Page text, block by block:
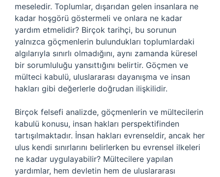
meseledir. Toplumlar, dışarıdan gelen insanlara ne
kadar hoşgörü göstermeli ve onlara ne kadar
yardım etmelidir? Birçok tarihçi, bu sorunun
yalnızca göçmenlerin bulundukları toplumlardaki
algılarıyla sınırlı olmadığını, aynı zamanda küresel
bir sorumluluğu yansıttığını belirtir. Göçmen ve
mülteci kabulü, uluslararası dayanışma ve insan
hakları gibi değerlerle doğrudan ilişkilidir.
Birçok felsefi analizde, göçmenlerin ve mültecilerin
kabulü konusu, insan hakları perspektifinden
tartışılmaktadır. İnsan hakları evrenseldir, ancak her
ulus kendi sınırlarını belirlerken bu evrensel ilkeleri
ne kadar uygulayabilir? Mültecilere yapılan
yardımlar, hem devletin hem de uluslararası